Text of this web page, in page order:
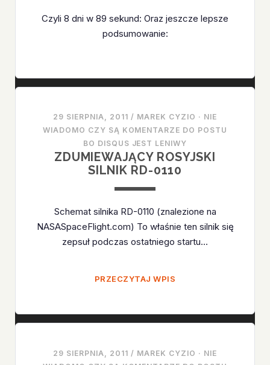
Czyli 8 dni w 89 sekund: Oraz jeszcze lepsze
podsumowanie:
29 SIERPNIA, 2011 / MAREK CYZIO · NIE
WIADOMO CZY SĄ KOMENTARZE DO POSTU
BO DISQUS JEST LENIWY
ZDUMIEWAJĄCY ROSYJSKI
SILNIK RD-0110
Schemat silnika RD-0110 (znalezione na
NASASpaceFlight.com) To właśnie ten silnik się
zepsuł podczas ostatniego startu…
PRZECZYTAJ WPIS
RD-
29 SIERPNIA, 2011 / MAREK CYZIO · NIE